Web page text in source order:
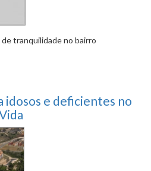
tranquilidade no bairro
idosos e deficientes no